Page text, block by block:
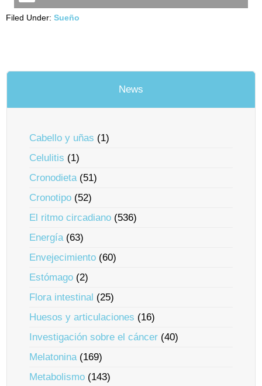
Filed Under: Sueño
News
Cabello y uñas (1)
Celulitis (1)
Cronodieta(51)
Cronotipo (52)
El ritmo circadiano (536)
Energía(63)
Envejecimiento (60)
Estómago (2)
Flora intestinal (25)
Huesos y articulaciones (16)
Investigación sobre el cáncer (40)
Melatonina(169)
Metabolismo (143)